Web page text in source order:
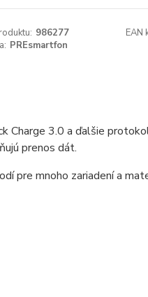
986277 EAN
PREsmartfon
Charge 3.0 a ďalšie
prenos dát.
pre mnoho zariadení a